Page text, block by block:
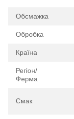
Обсмажка
Обробка
Країна
Регіон/
Ферма
Смак